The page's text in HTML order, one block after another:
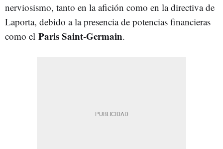
nerviosismo, tanto en la afición como en la directiva de
Laporta, debido a la presencia de potencias financieras
como el Paris Saint-Germain.